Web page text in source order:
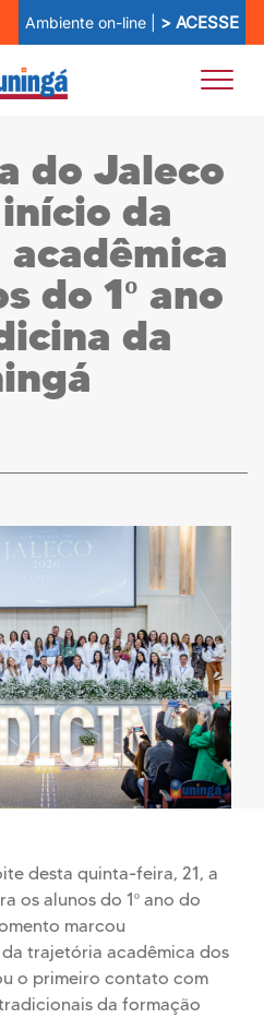
Ambiente on-line | > ACESSE
do Jaleco
da
do 1º ano
da
desta quinta-feira, 21, a
os alunos do 1º ano do
marcou
trajetória acadêmica dos
o primeiro contato com
da formação